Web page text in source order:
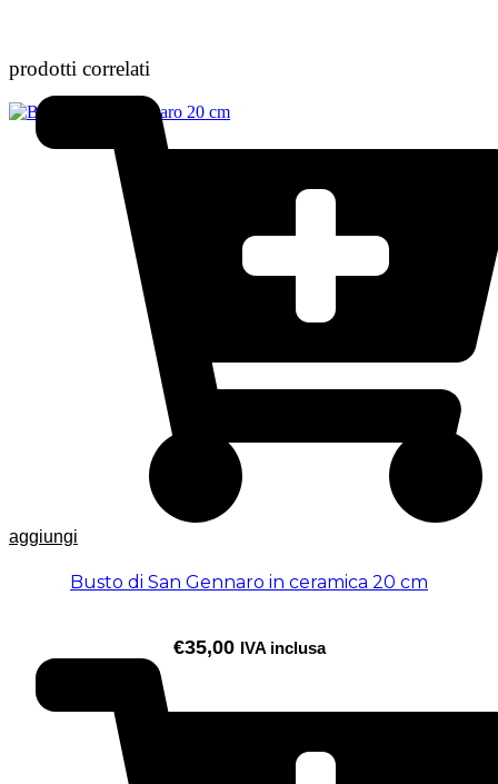
prodotti correlati
aggiungi
Busto di San Gennaro in ceramica 20 cm
€35,00 IVA inclusa